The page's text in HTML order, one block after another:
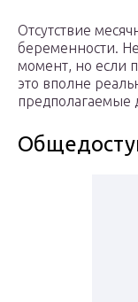
Отсутствие
беременности. Не
момент, но если
это вполне
предполагаемые